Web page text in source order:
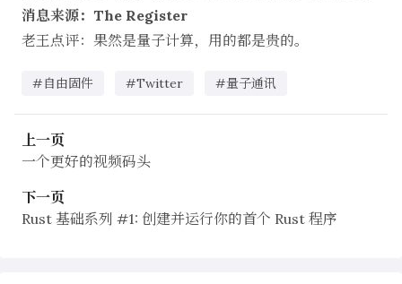
消息来源：The Register
老王点评：果然是量子计算，用的都是贵的。
#自由固件 #Twitter #量子通讯
上一页
一个更好的视频码头
下一页
Rust 基础系列 #1: 创建并运行你的首个 Rust 程序